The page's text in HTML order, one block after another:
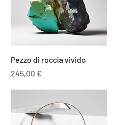
Pezzo di roccia vivido
Prezzo
245,00 €